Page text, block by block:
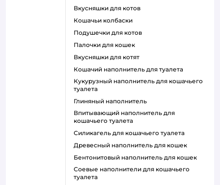
вкусняшки для котов
кошачьи колбаски
подушечки для котов
палочки для кошек
вкусняшки для котят
кошачий наполнитель для туалета
кукурузный наполнитель для кошачьего
туалета
глиняный наполнитель
впитывающий наполнитель для
кошачьего туалета
силикагель для кошачьего туалета
древесный наполнитель для кошек
бентонитовый наполнитель для кошек
соевые наполнители для кошачьего
туалета